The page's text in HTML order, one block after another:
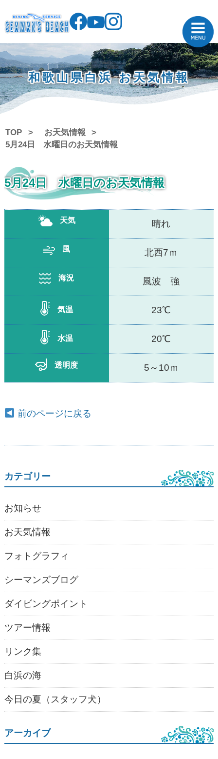
和歌山県白浜 お天気情報
TOP
お天気情報
5月24日 水曜日のお天気情報
5月24日 水曜日のお天気情報
天気 晴れ
風 北西7ｍ
海況 風波 強
気温 23℃
水温 20℃
透明度 5～10ｍ
前のページに戻る
カテゴリー
お知らせ
お天気情報
フォトグラフィ
シーマンズブログ
ダイビングポイント
ツアー情報
リンク集
白浜の海
今日の夏（スタッフ犬）
アーカイブ